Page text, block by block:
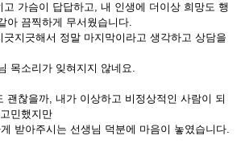
고 가슴이 답답하고, 내 인생에 더이상 희망도 행
아 끔찍하게 무서웠습니다.
지긋해서 정말 마지막이라고 생각하고 상담을
목소리가 잊혀지지 않네요.
괜찮을까, 내가 이상하고 비정상적인 사람이 되
민했지만
받아주시는 선생님 덕분에 마음이 놓였습니다.